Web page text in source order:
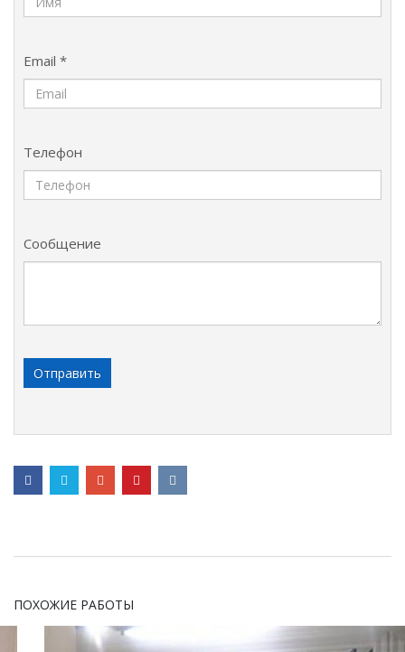
Email *
Телефон
Сообщение
ПОХОЖИЕ РАБОТЫ